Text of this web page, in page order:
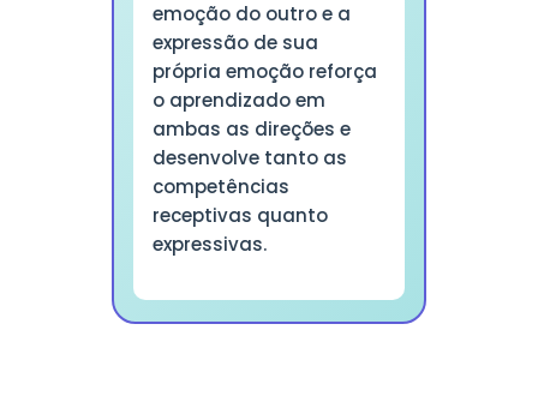
emoção do outro e a
expressão de sua
própria emoção reforça
o aprendizado em
ambas as direções e
desenvolve tanto as
competências
receptivas quanto
expressivas.